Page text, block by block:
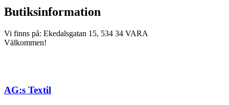
Butiksinformation
Vi finns på: Ekedalsgatan 15, 534 34 VARA
Välkommen!
AG:s Textil